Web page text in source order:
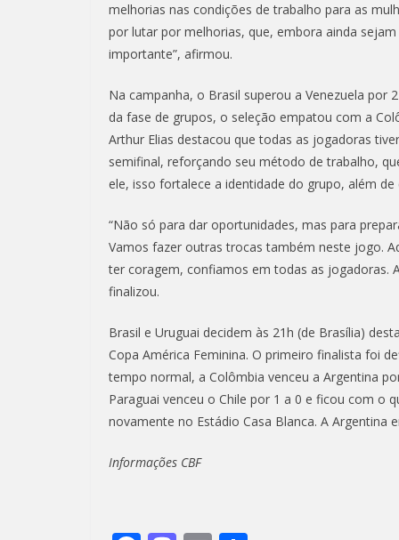
melhorias nas condições de trabalho para as
por lutar por melhorias, que, embora ainda
importante”, afirmou.
Na campanha, o Brasil superou a Venezuela por
da fase de grupos, o seleção empatou com a
Arthur Elias destacou que todas as jogadoras
semifinal, reforçando seu método de trabalho,
ele, isso fortalece a identidade do grupo, além
“Não só para dar oportunidades, mas para
Vamos fazer outras trocas também neste jogo.
ter coragem, confiamos em todas as jogadoras.
finalizou.
Brasil e Uruguai decidem às 21h (de Brasília)
Copa América Feminina. O primeiro finalista foi
tempo normal, a Colômbia venceu a Argentina
Paraguai venceu o Chile por 1 a 0 e ficou com o
novamente no Estádio Casa Blanca. A Argentina
Informações CBF